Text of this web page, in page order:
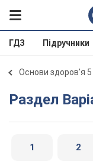
ГДЗ Підручники
Основи здоров'я
Раздел
1 2